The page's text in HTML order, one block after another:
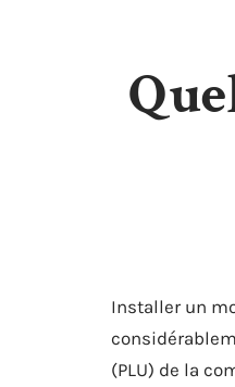
Installer un
(PLU) de la